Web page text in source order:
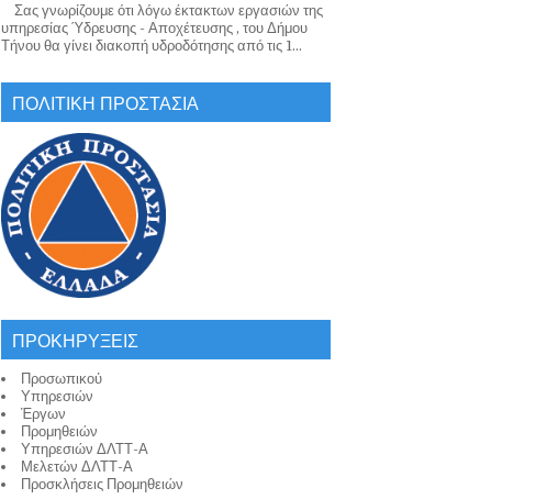
Σας γνωρίζουμε ότι λόγω έκτακτων εργασιών της
υπηρεσίας Ύδρευσης - Αποχέτευσης , του Δήμου
Τήνου θα γίνει διακοπή υδροδότησης από τις 1...
ΠΟΛΙΤΙΚΗ ΠΡΟΣΤΑΣΙΑ
ΠΡΟΚΗΡΥΞΕΙΣ
Προσωπικού
Υπηρεσιών
Έργων
Προμηθειών
Υπηρεσιών ΔΛΤΤ-Α
Μελετών ΔΛΤΤ-Α
Προσκλήσεις Προμηθειών